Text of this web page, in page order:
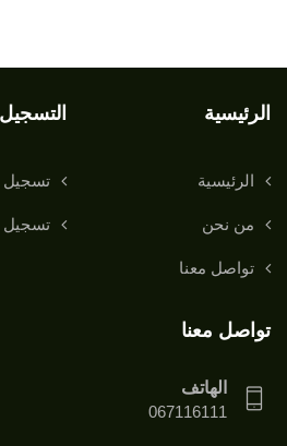
الرئيسية
الرئيسية
من نحن
تواصل معنا
التسجيل
تسجيل
تسجيل
تواصل معنا
الهاتف
067116111